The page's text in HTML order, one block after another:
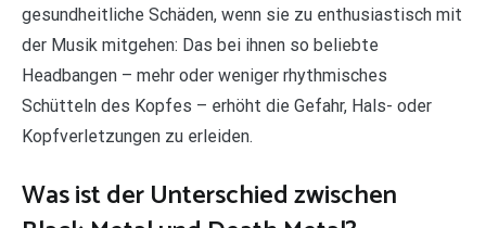
gesundheitliche Schäden, wenn sie zu enthusiastisch mit
der Musik mitgehen: Das bei ihnen so beliebte
Headbangen – mehr oder weniger rhythmisches
Schütteln des Kopfes – erhöht die Gefahr, Hals- oder
Kopfverletzungen zu erleiden.
Was ist der Unterschied zwischen